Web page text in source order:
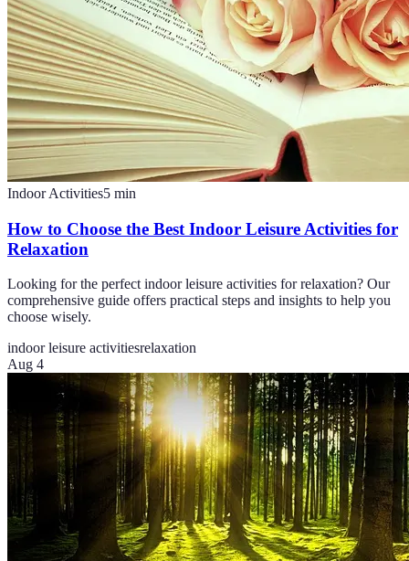
Indoor Activities5 min
How to Choose the Best Indoor Leisure Activities for
Relaxation
Looking for the perfect indoor leisure activities for relaxation? Our
comprehensive guide offers practical steps and insights to help you
choose wisely.
indoor leisure activitiesrelaxation
Aug 4